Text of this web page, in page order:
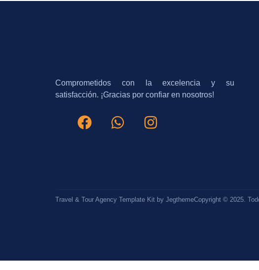
Comprometidos con la excelencia y su
satisfacción. ¡Gracias por confiar en nosotros!
Travel & Tour Agency Template Kit by JegthemeCopyright © 2025.